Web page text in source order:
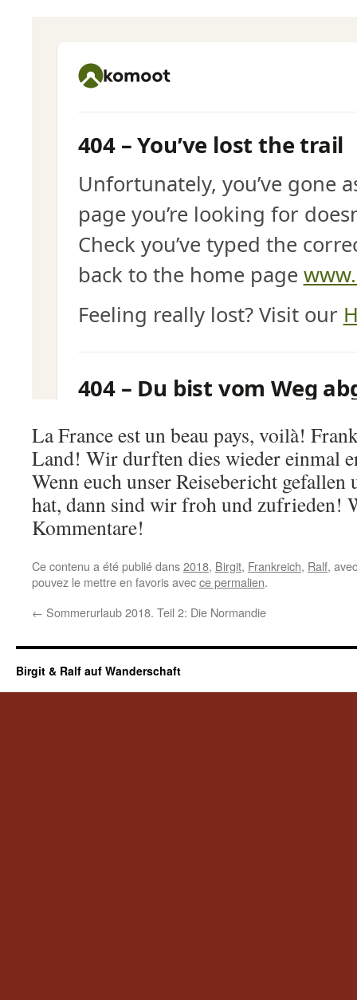
La France est un beau pays, voilà!
Land! Wir durften dies wieder einmal
Wenn euch unser Reisebericht
hat, dann sind wir froh und zufrieden!
Kommentare!
Ce contenu a été publié dans2018, Birgit, Frankreich, Ralf,
pouvez le mettre en favoris avecce permalien.
← Sommerurlaub 2018. Teil 2: Die Normandie
Birgit & Ralf auf Wanderschaft